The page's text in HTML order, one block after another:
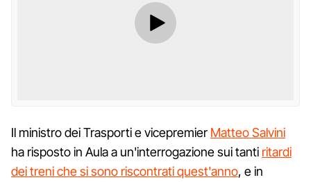
Il ministro dei Trasporti e vicepremier Matteo Salvini
ha risposto in Aula a un'interrogazione sui tanti ritardi
dei treni che si sono riscontrati quest'anno, e in